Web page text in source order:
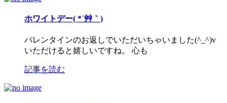
ホワイトデー( *´艸｀)
バレンタインのお返しでいただいちゃいました(^_^)v
いただけると嬉しいですね。 心も
記事を読む